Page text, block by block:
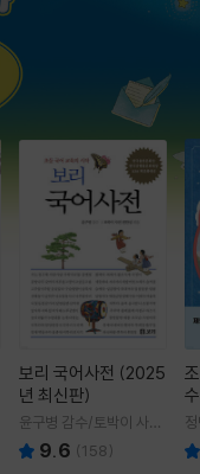
보리 국어사전 (2025
년 최신판)
윤구병 감수/토박이 사전
편찬실 편
9.6 (158)